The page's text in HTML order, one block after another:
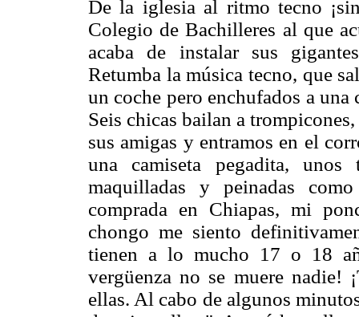
De la iglesia al ritmo tecno
Colegio de Bachilleres al que
acaba de instalar sus
Retumba la música tecno, que
un coche pero enchufados a
Seis chicas bailan a
sus amigas y entramos en el
una camiseta pegadita,
maquilladas y peinadas
comprada en Chiapas, mi
chongo me siento
tienen a lo mucho 17 o 18
vergüenza no se muere nadie!
ellas. Al cabo de algunos